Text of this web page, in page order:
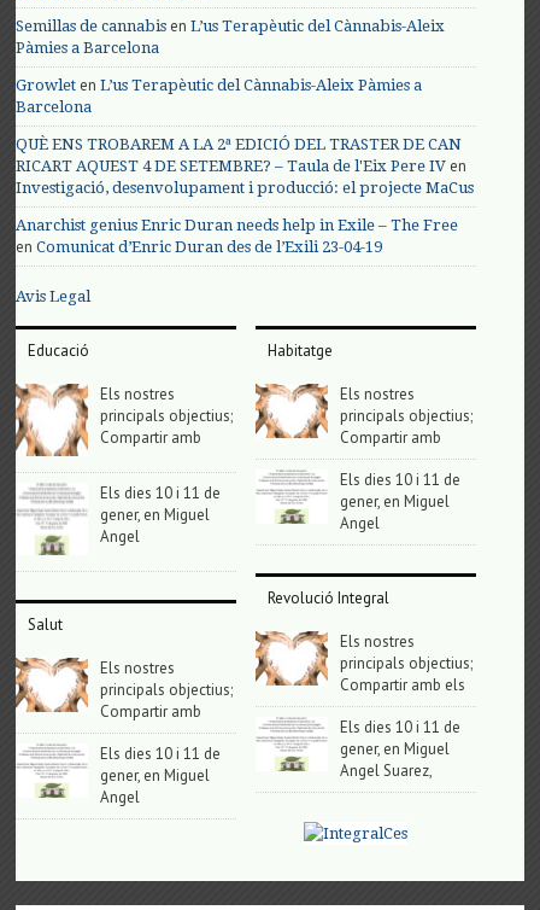
Semillas de cannabis enL’us Terapèutic del Cànnabis-Aleix
Pàmies a Barcelona
Growlet enL’us Terapèutic del Cànnabis-Aleix Pàmies a
Barcelona
QUÈ ENS TROBAREM A LA 2ª EDICIÓ DEL TRASTER DE CAN
RICART AQUEST 4 DE SETEMBRE? – Taula de l'Eix Pere IV en
Investigació, desenvolupament i producció: el projecte MaCus
Anarchist genius Enric Duran needs help in Exile – The Free
enComunicat d’Enric Duran des de l’Exili 23-04-19
Avis Legal
Educació
Els nostres
principals objectius;
Compartir amb
Els dies 10 i 11 de
gener, en Miguel
Angel
Salut
Els nostres
principals objectius;
Compartir amb
Els dies 10 i 11 de
gener, en Miguel
Angel
Habitatge
Els nostres
principals objectius;
Compartir amb
Els dies 10 i 11 de
gener, en Miguel
Angel
Revolució Integral
Els nostres
principals objectius;
Compartir amb els
Els dies 10 i 11 de
gener, en Miguel
Angel Suarez,